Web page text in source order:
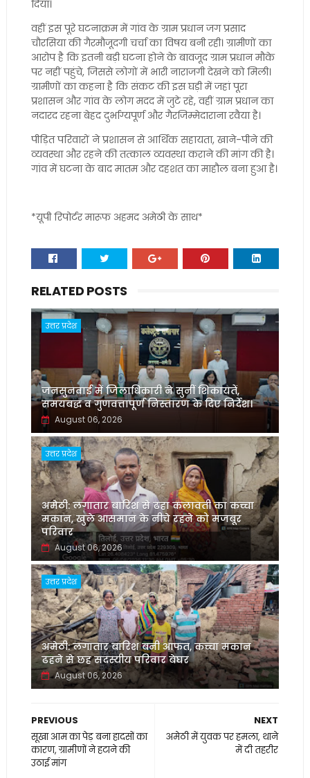
दिया।
वहीं इस पूरे घटनाक्रम में गांव के ग्राम प्रधान जग प्रसाद
चौरसिया की गैरमौजूदगी चर्चा का विषय बनी रही। ग्रामीणों का
आरोप है कि इतनी बड़ी घटना होने के बावजूद ग्राम प्रधान मौके
पर नहीं पहुंचे, जिससे लोगों में भारी नाराजगी देखने को मिली।
ग्रामीणों का कहना है कि संकट की इस घड़ी में जहां पूरा
प्रशासन और गांव के लोग मदद में जुटे रहे, वहीं ग्राम प्रधान का
नदारद रहना बेहद दुर्भाग्यपूर्ण और गैरजिम्मेदाराना रवैया है।
पीड़ित परिवारों ने प्रशासन से आर्थिक सहायता, खाने-पीने की
व्यवस्था और रहने की तत्काल व्यवस्था कराने की मांग की है।
गांव में घटना के बाद मातम और दहशत का माहौल बना हुआ है।
*यूपी रिपोर्टर मारूफ अहमद अमेठी के साथ*
RELATED POSTS
उत्तर प्रदेश
जनसुनवाई में जिलाधिकारी ने सुनीं शिकायतें,
समयबद्ध व गुणवत्तापूर्ण निस्तारण के दिए निर्देश।
August 06, 2026
उत्तर प्रदेश
अमेठी: लगातार बारिश से ढहा कलावती का कच्चा
मकान, खुले आसमान के नीचे रहने को मजबूर
परिवार
August 06, 2026
उत्तर प्रदेश
अमेठी: लगातार बारिश बनी आफत, कच्चा मकान
ढहने से छह सदस्यीय परिवार बेघर
August 06, 2026
NEXT
अमेठी में युवक पर हमला, थाने
में दी तहरीर
PREVIOUS
सूखा आम का पेड़ बना हादसों का
कारण, ग्रामीणों ने हटाने की
उठाई मांग